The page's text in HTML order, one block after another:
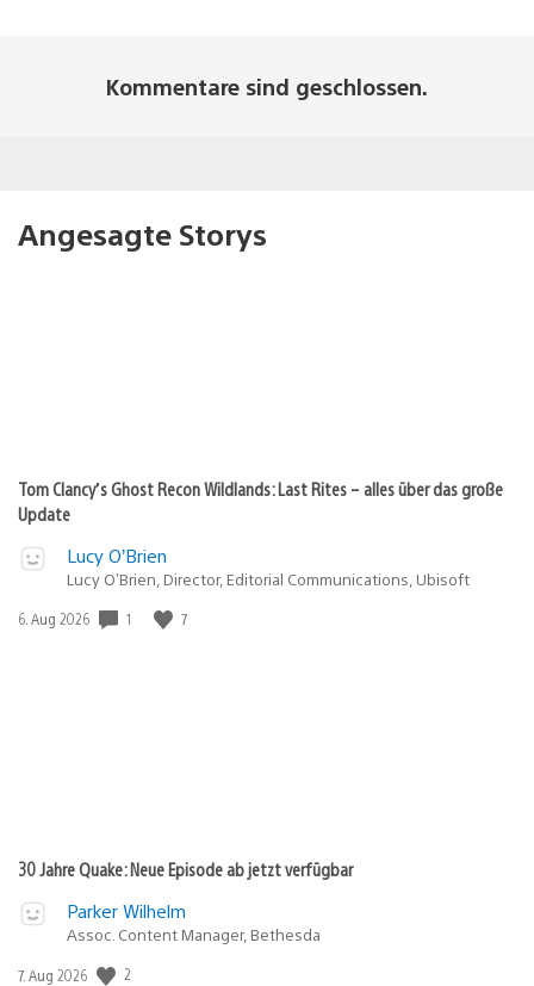
Kommentare sind geschlossen.
Angesagte Storys
Tom Clancy’s Ghost Recon Wildlands: Last Rites – alles über das große
Update
Lucy O’Brien
Lucy O’Brien, Director, Editorial Communications, Ubisoft
Veröffentlichungsdatum:
6. Aug 2026 1 7
30 Jahre Quake: Neue Episode ab jetzt verfügbar
Parker Wilhelm
Assoc. Content Manager, Bethesda
Veröffentlichungsdatum:
7. Aug 2026 2